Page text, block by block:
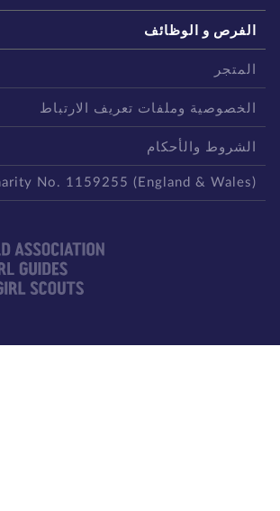
و الوظائف
وملفات تعريف الارتباط
والأحكام
Charity No. 1159255 (England &